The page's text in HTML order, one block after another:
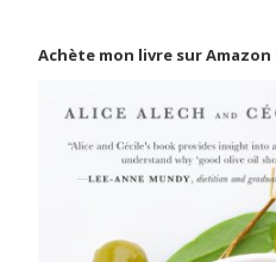
Achète mon livre sur Amazon